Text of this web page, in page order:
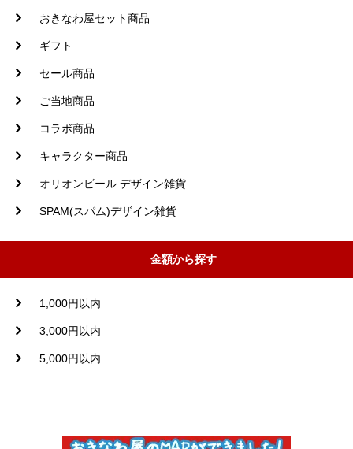
おきなわ屋セット商品
ギフト
セール商品
ご当地商品
コラボ商品
キャラクター商品
オリオンビール デザイン雑貨
SPAM(スパム)デザイン雑貨
金額から探す
1,000円以内
3,000円以内
5,000円以内